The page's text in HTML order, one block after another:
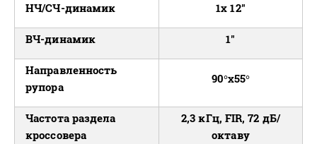
НЧ/СЧ-динамик 1x 12"
ВЧ-динамик 1"
Направленность
рупора
90°x55°
Частота раздела
кроссовера
2,3 кГц, FIR, 72 дБ/
октаву